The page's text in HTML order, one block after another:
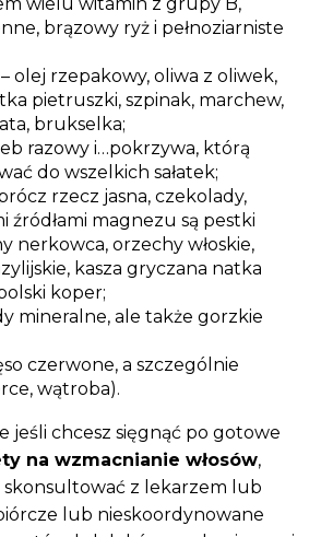
brązowy ryż i pełnoziarniste
olej rzepakowy, oliwa z oliwek,
pietruszki, szpinak, marchew,
brukselka;
razowy i…pokrzywa, którą
do wszelkich sałatek;
rzecz jasna, czekolady,
źródłami magnezu są pestki
nerkowca, orzechy włoskie,
kasza gryczana natka
koper;
mineralne, ale także gorzkie
czerwone, a szczególnie
wątroba).
jeśli chcesz sięgnąć po gotowe
na wzmacnianie włosów,
z lekarzem lub
lub nieskoordynowane